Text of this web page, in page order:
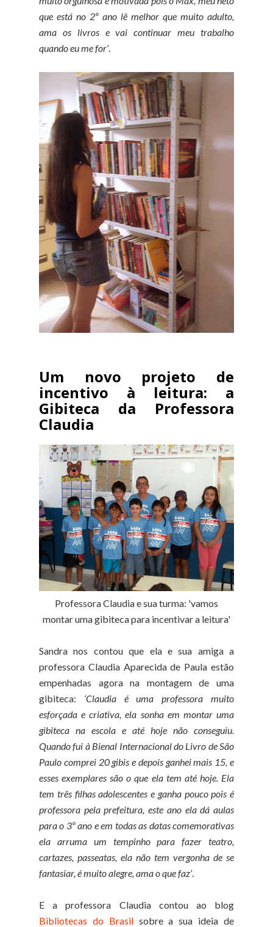
que está no 2º ano lê melhor que muito adulto,
ama os livros e vai continuar meu trabalho
quando eu me for’.
Um novo projeto de
incentivo à leitura: a
Gibiteca da Professora
Claudia
Professora Claudia e sua turma: 'vamos
montar uma gibiteca para incentivar a leitura'
Sandra nos contou que ela e sua amiga a
professora Claudia Aparecida de Paula estão
empenhadas agora na montagem de uma
gibiteca: ‘Claudia é uma professora muito
esforçada e criativa, ela sonha em montar uma
gibiteca na escola e até hoje não conseguiu.
Quando fui à Bienal Internacional do Livro de São
Paulo comprei 20 gibis e depois ganhei mais 15, e
esses exemplares são o que ela tem até hoje. Ela
tem três filhas adolescentes e ganha pouco pois é
professora pela prefeitura, este ano ela dá aulas
para o 3º ano e em todas as datas comemorativas
ela arruma um tempinho para fazer teatro,
cartazes, passeatas, ela não tem vergonha de se
fantasiar, é muito alegre, ama o que faz’.
E a professora Claudia contou ao blog
Bibliotecas do Brasilsobre a sua ideia de